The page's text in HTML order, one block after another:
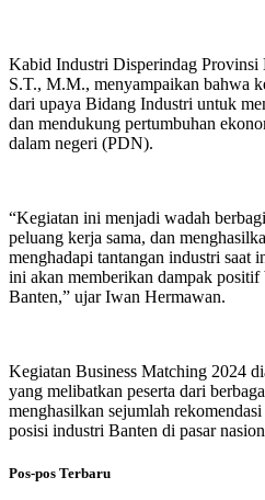
Kabid Industri Disperindag Provinsi
S.T., M.M., menyampaikan bahwa
dari upaya Bidang Industri untuk
dan mendukung pertumbuhan
dalam negeri (PDN).
“Kegiatan ini menjadi wadah
peluang kerja sama, dan
menghadapi tantangan industri saat
ini akan memberikan dampak
Banten,” ujar Iwan Hermawan.
Kegiatan Business Matching 2024
yang melibatkan peserta dari
menghasilkan sejumlah
posisi industri Banten di pasar
Pos-pos Terbaru